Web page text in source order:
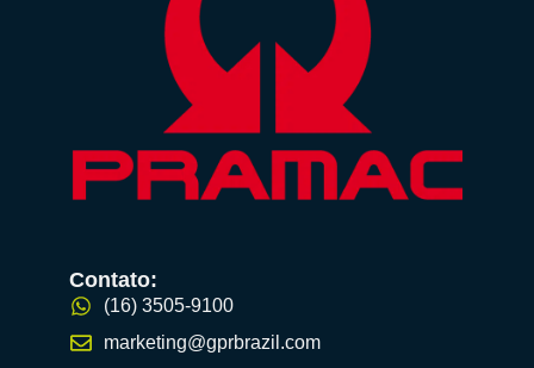
Contato:
(16) 3505-9100
marketing@gprbrazil.com